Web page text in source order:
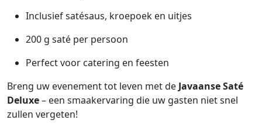
Inclusief satésaus, kroepoek en uitjes
200 g saté per persoon
Perfect voor catering en feesten
Breng uw evenement tot leven met deJavaanse Saté
Deluxe– een smaakervaring die uw gasten niet snel
zullen vergeten!